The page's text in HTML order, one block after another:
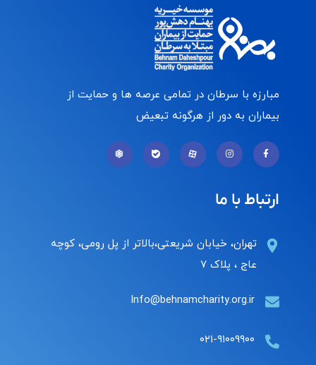
مبارزه با سرطان در تمامی عرصه ها و حمایت از
بیماران به دور از هرگونه تبعیض
ارتباط با ما
تهران، خیابان شریعتی،بالاتر از پل رومی، کوچه
عاج ، پلاک ۷
Info@behnamcharity.org.ir
۰۲۱-۹۱۰۰۹۹۰۰